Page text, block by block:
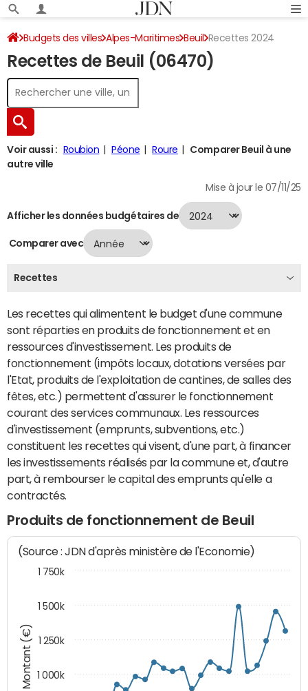
Budgets des villes Alpes-Maritimes Beuil Recettes 2024
Recettes de Beuil (06470)
Voir aussi : Roubion Péone Roure
Comparer Beuil à une
autre ville
Mise à jour le 07/11/25
Afficher les données budgétaires de
Comparer avec
Recettes
Les recettes qui alimentent le budget d'une commune
sont réparties en produits de fonctionnement et en
ressources d'investissement. Les produits de
fonctionnement (impôts locaux, dotations versées par
l'Etat, produits de l'exploitation de cantines, de salles des
fêtes, etc.) permettent d'assurer le fonctionnement
courant des services communaux. Les ressources
d'investissement (emprunts, subventions, etc.)
constituent les recettes qui visent, d'une part, à financer
les investissements réalisés par la commune et, d'autre
part, à rembourser le capital des emprunts qu'elle a
contractés.
Produits de fonctionnement de Beuil
Montant (€)
(Source : JDN d'après ministère de l'Economie)
1 000k
1 250k
1 500k
1 750k